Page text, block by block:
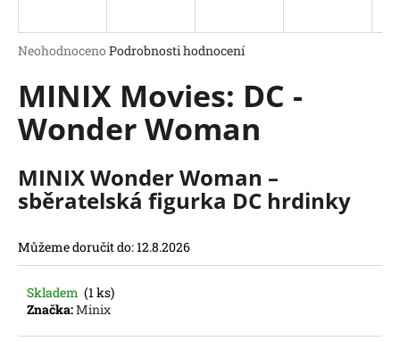
Průměrné
produktu
je
0,0
z
hvězdiček.
Neohodnoceno Podrobnosti hodnocení
MINIX Movies: DC -
Wonder Woman
MINIX Wonder Woman –
sběratelská figurka DC hrdinky
Můžeme doručit do:12.8.2026
Skladem (1 ks)
Značka:Minix
j
t
?
HLEDAT
o
o
u